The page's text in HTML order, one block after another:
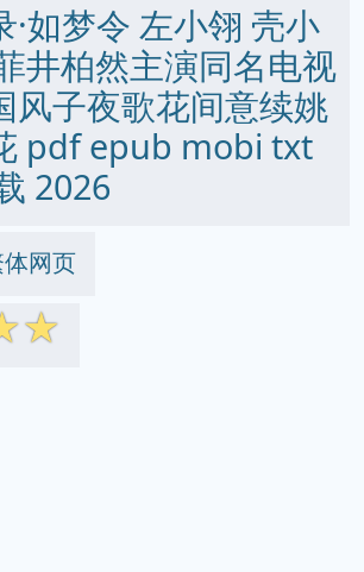
·如梦令 左小翎 壳小
井柏然主演同名电视
风子夜歌花间意续姚
pdf epub mobi txt
2026
网页
☆